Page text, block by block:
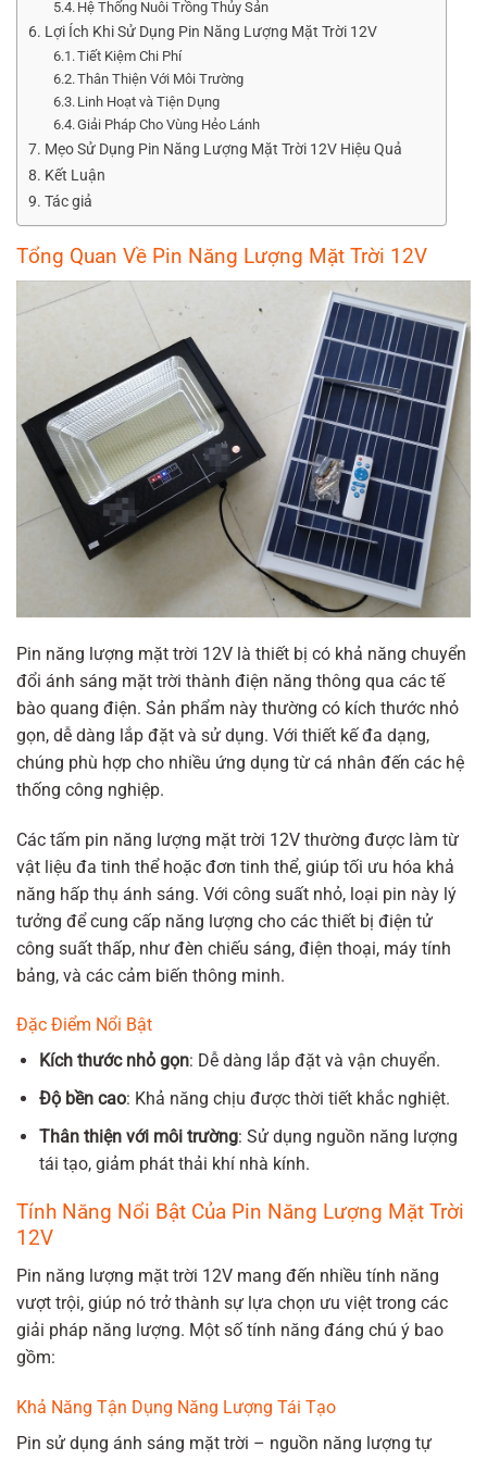
Hệ Thống Nuôi Trồng Thủy Sản
Lợi Ích Khi Sử Dụng Pin Năng Lượng Mặt Trời 12V
Tiết Kiệm Chi Phí
Thân Thiện Với Môi Trường
Linh Hoạt và Tiện Dụng
Giải Pháp Cho Vùng Hẻo Lánh
Mẹo Sử Dụng Pin Năng Lượng Mặt Trời 12V Hiệu Quả
Kết Luận
Tác giả
Tổng Quan Về Pin Năng Lượng Mặt Trời 12V
Pin năng lượng mặt trời 12V là thiết bị có khả năng chuyển
đổi ánh sáng mặt trời thành điện năng thông qua các tế
bào quang điện. Sản phẩm này thường có kích thước nhỏ
gọn, dễ dàng lắp đặt và sử dụng. Với thiết kế đa dạng,
chúng phù hợp cho nhiều ứng dụng từ cá nhân đến các hệ
thống công nghiệp.
Các tấm pin năng lượng mặt trời 12V thường được làm từ
vật liệu đa tinh thể hoặc đơn tinh thể, giúp tối ưu hóa khả
năng hấp thụ ánh sáng. Với công suất nhỏ, loại pin này lý
tưởng để cung cấp năng lượng cho các thiết bị điện tử
công suất thấp, như đèn chiếu sáng, điện thoại, máy tính
bảng, và các cảm biến thông minh.
Đặc Điểm Nổi Bật
Kích thước nhỏ gọn: Dễ dàng lắp đặt và vận chuyển.
Độ bền cao: Khả năng chịu được thời tiết khắc nghiệt.
Thân thiện với môi trường: Sử dụng nguồn năng lượng
tái tạo, giảm phát thải khí nhà kính.
Tính Năng Nổi Bật Của Pin Năng Lượng Mặt Trời
12V
Pin năng lượng mặt trời 12V mang đến nhiều tính năng
vượt trội, giúp nó trở thành sự lựa chọn ưu việt trong các
giải pháp năng lượng. Một số tính năng đáng chú ý bao
gồm:
Khả Năng Tận Dụng Năng Lượng Tái Tạo
Pin sử dụng ánh sáng mặt trời – nguồn năng lượng tự